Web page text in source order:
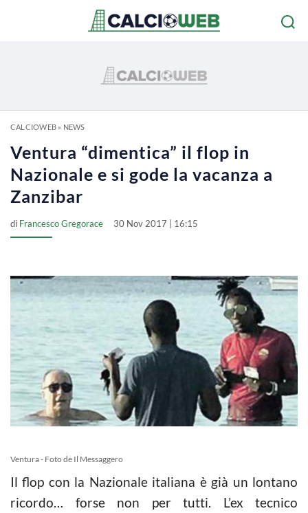
CALCIOWEB» NEWS
Ventura “dimentica” il flop in
Nazionale e si gode la vacanza a
Zanzibar
di Francesco Gregorace 30 Nov 2017 | 16:15
Ventura - Foto de Il Messaggero
Il flop con la Nazionale italiana è già un lontano
ricordo… forse non per tutti. L’ex tecnico